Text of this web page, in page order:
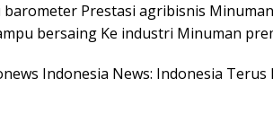
Prestasi agribisnis
bersaing Ke industri Minuman
Indonesia News: Indonesia Terus